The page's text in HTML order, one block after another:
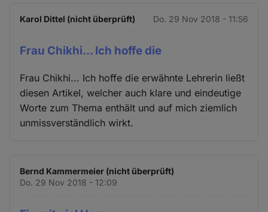
Karol Dittel (nicht überprüft) Do. 29 Nov 2018 - 11:56
Frau Chikhi... Ich hoffe die
Frau Chikhi... Ich hoffe die erwähnte Lehrerin ließt
diesen Artikel, welcher auch klare und eindeutige
Worte zum Thema enthält und auf mich ziemlich
unmissverständlich wirkt.
Bernd Kammermeier (nicht überprüft)
Do. 29 Nov 2018 - 12:09